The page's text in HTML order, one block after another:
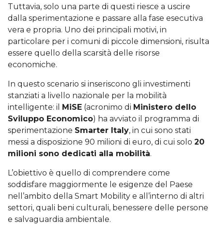
Tuttavia, solo una parte di questi riesce a uscire
dalla sperimentazione e passare alla fase esecutiva
vera e propria. Uno dei principali motivi, in
particolare per i comuni di piccole dimensioni, risulta
essere quello della scarsità delle risorse
economiche.
In questo scenario si inseriscono gli investimenti
stanziati a livello nazionale per la mobilità
intelligente: il MiSE (acronimo di Ministero dello
Sviluppo Economico) ha avviato il programma di
sperimentazione Smarter Italy, in cui sono stati
messi a disposizione 90 milioni di euro, di cui solo 20
milioni sono dedicati alla mobilità.
L’obiettivo è quello di comprendere come
soddisfare maggiormente le esigenze del Paese
nell’ambito della Smart Mobility e all’interno di altri
settori, quali beni culturali, benessere delle persone
e salvaguardia ambientale.